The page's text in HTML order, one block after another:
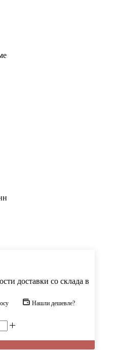
доставки со склада в
Нашли дешевле?